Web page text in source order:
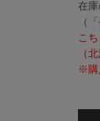
在庫
（
こ
（
※購